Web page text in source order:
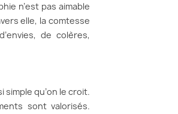
n’est pas aimable
elle, la comtesse
de colères,
simple qu’on le croit.
sont valorisés.